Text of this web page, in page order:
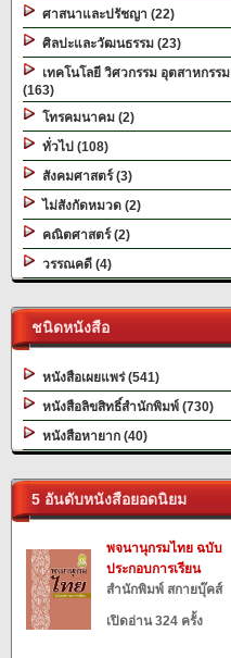
ศาสนาและปรัชญา (22)
ศิลปะและวัฒนธรรม (23)
เทคโนโลยี วิศวกรรม อุตสาหกรรม
(163)
โทรคมนาคม (2)
ทั่วไป (108)
สังคมศาสตร์ (3)
ไม่สังกัดหมวด (2)
คณิตศาสตร์ (2)
วรรณคดี (4)
ชนิดหนังสือ
หนังสือเผยแพร่ (541)
หนังสือลิขสิทธิ์สำนักพิมพ์ (730)
หนังสือหายาก (40)
5 อันดับหนังสือยอดนิยม
พจนานุกรมไทย ฉบับ
ประกอบการเรียน
สำนักพิมพ์ สกายบุ๊คส์
เปิดอ่าน 324 ครั้ง